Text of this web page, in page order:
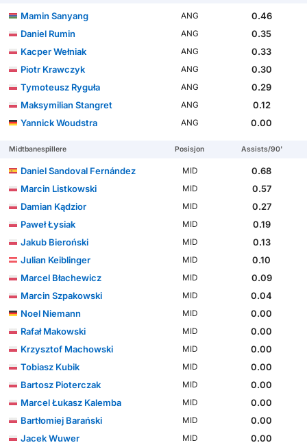
Mamin Sanyang ANG
0.46
Daniel Rumin
ANG
0.35
Kacper Wełniak
ANG
0.33
Piotr Krawczyk
ANG
0.30
Tymoteusz Ryguła
ANG
0.29
Maksymilian Stangret
ANG
0.12
Yannick Woudstra
ANG 0.00
Midtbanespillere Posisjon Assists/90'
Daniel Sandoval Fernández MID
0.68
Marcin Listkowski
MID
0.57
Damian Kądzior
MID
0.27
Paweł Łysiak
MID
0.19
Jakub Bieroński
MID
0.13
Julian Keiblinger
MID
0.10
Marcel Błachewicz
MID
0.09
Marcin Szpakowski
MID
0.04
Noel Niemann
MID
0.00
Rafał Makowski
MID
0.00
Krzysztof Machowski
MID
0.00
Tobiasz Kubik
MID
0.00
Bartosz Pioterczak
MID
0.00
Marcel Łukasz Kalemba
MID
0.00
Bartłomiej Barański
MID
0.00
Jacek Wuwer
MID 0.00